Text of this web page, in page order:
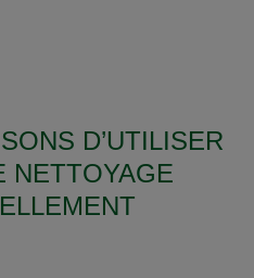
D’UTILISER
NETTOYAGE